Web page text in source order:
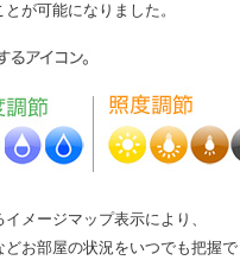
が可能になりました。
メージマップ表示により、
お部屋の状況をいつでも把握